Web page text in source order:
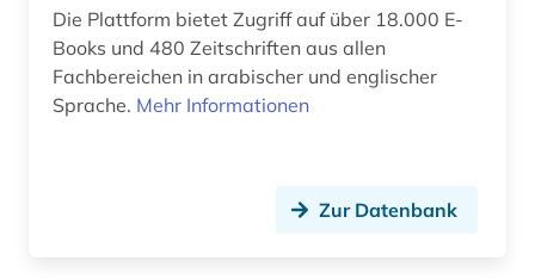
ethnographie (1)
ethnolinguistik (1)
Die Plattform bietet Zugriff auf über 18.000 E-
Books und 480 Zeitschriften aus allen
Fachbereichen in arabischer und englischer
Sprache. Mehr Informationen
Zur Datenbank